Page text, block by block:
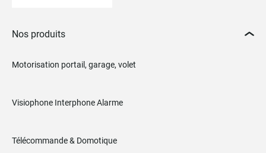
Nos produits
Motorisation portail, garage, volet
Visiophone Interphone Alarme
Télécommande & Domotique